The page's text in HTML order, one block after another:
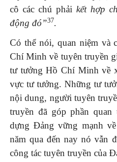
cô các chú phải kết hợp
động đó”37.
Có thể nói, quan niệm và
Chí Minh về tuyên truyền
tư tưởng Hồ Chí Minh về
vực tư tưởng. Những tư
nội dung, người tuyên
truyền đã góp phần
dựng Đảng vững mạnh
năm qua đến nay nó vẫn
công tác tuyên truyền của